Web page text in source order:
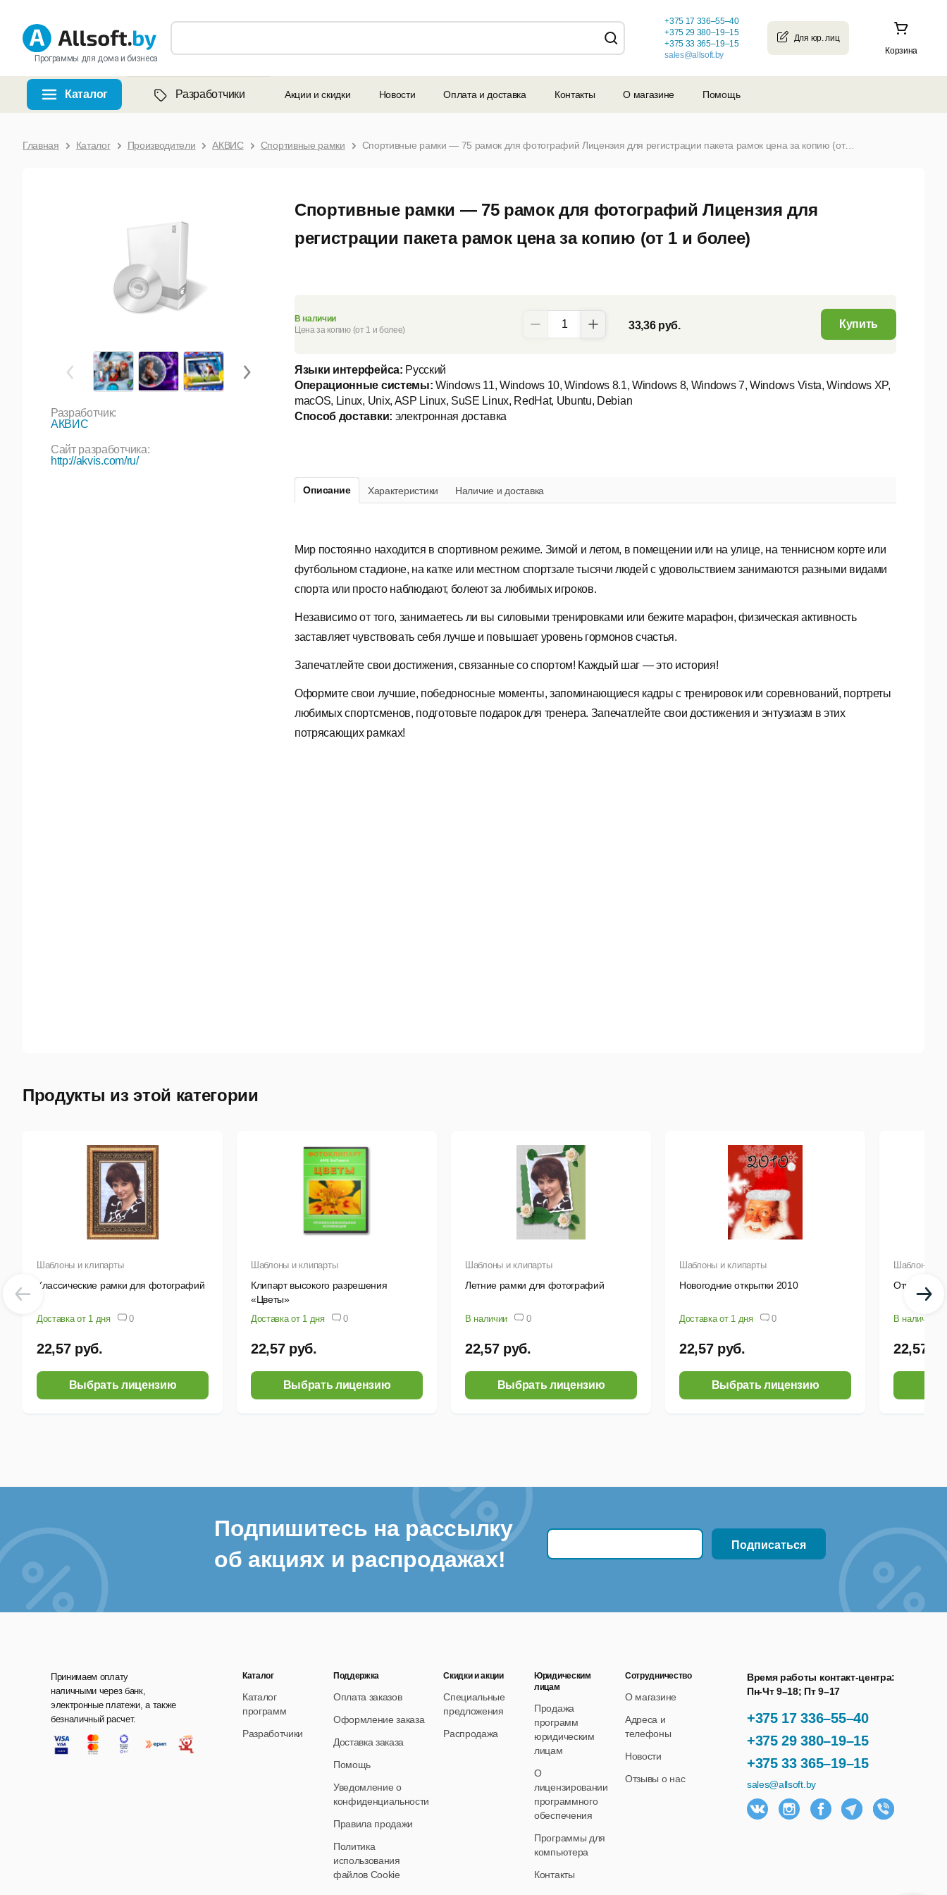
Программы для дома и бизнеса
Корзина
+375 17 336–55–40
+375 29 380–19–15
+375 33 365–19–15
sales@allsoft.by
Каталог Разработчики Акции и скидки Новости Оплата и доставка Контакты О магазине Помощь
Главная Каталог Производители АКВИС Спортивные рамки Спортивные рамки — 75 рамок для фотографий Лицензия для регистрации пакета рамок цена за копию (от 1 и более)
Спортивные рамки — 75 рамок для фотографий Лицензия для
регистрации пакета рамок цена за копию (от 1 и более)
Разработчик:
АКВИС
Сайт разработчика:
http://akvis.com/ru/
Описание Характеристики Наличие и доставка
Мир постоянно находится в спортивном режиме. Зимой и летом, в помещении или на улице, на теннисном корте или
футбольном стадионе, на катке или местном спортзале тысячи людей с удовольствием занимаются разными видами
спорта или просто наблюдают, болеют за любимых игроков.
Независимо от того, занимаетесь ли вы силовыми тренировками или бежите марафон, физическая активность
заставляет чувствовать себя лучше и повышает уровень гормонов счастья.
Запечатлейте свои достижения, связанные со спортом! Каждый шаг — это история!
Оформите свои лучшие, победоносные моменты, запоминающиеся кадры с тренировок или соревнований, портреты
любимых спортсменов, подготовьте подарок для тренера. Запечатлейте свои достижения и энтузиазм в этих
потрясающих рамках!
В наличии
Цена за копию (от 1 и более)
33,36 руб. Купить
Языки интерфейса: Русский
Операционные системы: Windows 11, Windows 10, Windows 8.1, Windows 8, Windows 7, Windows Vista, Windows XP,
macOS, Linux, Unix, ASP Linux, SuSE Linux, RedHat, Ubuntu, Debian
Способ доставки: электронная доставка
Продукты из этой категории
Шаблоны и клипарты
Классические рамки для фотографий
Доставка от 1 дня 0
22,57 руб.
Выбрать лицензию
Шаблоны и клипарты
Клипарт высокого разрешения
«Цветы»
Доставка от 1 дня 0
22,57 руб.
Выбрать лицензию
Шаблоны и клипарты
Летние рамки для фотографий
В наличии 0
22,57 руб.
Выбрать лицензию
Шаблоны и клипарты
Новогодние открытки 2010
Доставка от 1 дня 0
22,57 руб.
Выбрать лицензию
Шаблоны и
Открытки с
В наличии
22,57
Подпишитесь на рассылку
об акциях и распродажах!
Принимаем оплату
наличными через банк,
электронные платежи, а также
безналичный расчет.
+375 17 336–55–40
+375 29 380–19–15
+375 33 365–19–15
Время работы контакт-центра:
Пн-Чт 9–18; Пт 9–17
sales@allsoft.by
Каталог
Каталог
программ
Разработчики
Поддержка
Оплата заказов
Оформление заказа
Доставка заказа
Помощь
Уведомление о
конфиденциальности
Правила продажи
Политика
использования
файлов Cookie
Скидки и акции
Специальные
предложения
Распродажа
Юридическим
лицам
Продажа
программ
юридическим
лицам
О
лицензировании
программного
обеспечения
Программы для
компьютера
Контакты
Сотрудничество
О магазине
Адреса и
телефоны
Новости
Отзывы о нас